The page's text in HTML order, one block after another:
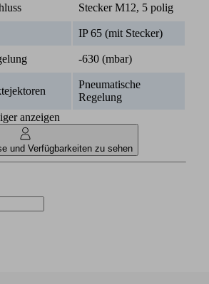
Stecker M12, 5 polig
IP 65 (mit Stecker)
-630 (mbar)
Pneumatische
Regelung
anzeigen
und Verfügbarkeiten zu sehen